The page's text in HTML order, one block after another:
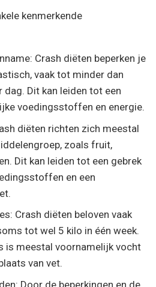
kenmerkende
Crash diëten beperken je
vaak tot minder dan
dag. Dit kan leiden tot een
voedingsstoffen en energie.
diëten richten zich meestal
zoals fruit,
Dit kan leiden tot een gebrek
en een
Crash diëten beloven vaak
tot wel 5 kilo in één week.
is meestal voornamelijk vocht
van vet.
Door de beperkingen en de